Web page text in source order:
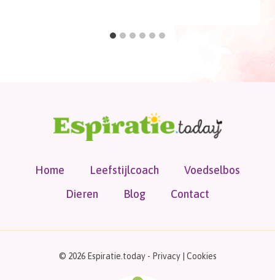
Home Leefstijlcoach
Voedselbos
Dieren
Blog Contact
© 2026 Espiratie.today - Privacy| Cookies